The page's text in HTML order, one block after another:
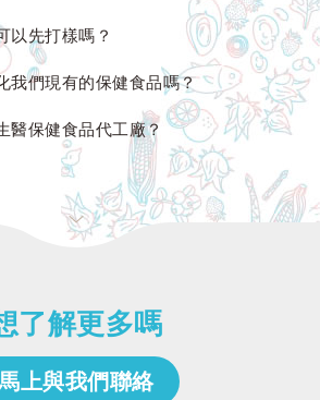
以先打樣嗎？
我們現有的保健食品嗎？
醫保健食品代工廠？
了解更多嗎
上與我們聯絡